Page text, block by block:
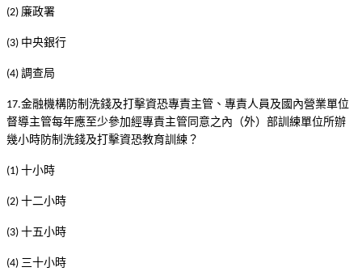
(2) 廉政署
(3) 中央銀行
(4) 調查局
17.金融機構防制洗錢及打擊資恐專責主管、專責人員及國內營業單位
督導主管每年應至少參加經專責主管同意之內（外）部訓練單位所辦
幾小時防制洗錢及打擊資恐教育訓練？
(1) 十小時
(2) 十二小時
(3) 十五小時
(4) 三十小時